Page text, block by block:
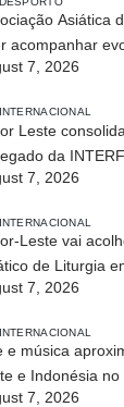
Asiática
acompanhar
em Timor
7, 2026
INTERNACIONAL
Leste
da
de memorial
7, 2026
INTERNACIONAL
Leste vai
de Liturgia
7, 2026
INTERNACIONAL
e música
e Indonésia no
Fest
7, 2026